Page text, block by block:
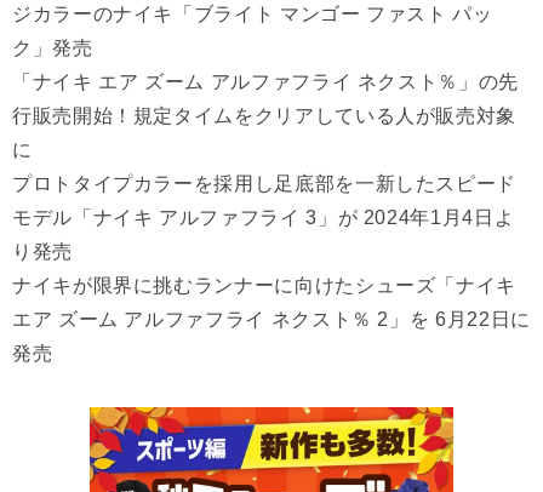
ジカラーのナイキ「ブライト マンゴー ファスト パッ
ク」発売
「ナイキ エア ズーム アルファフライ ネクスト％」の先
行販売開始！規定タイムをクリアしている人が販売対象
に
プロトタイプカラーを採用し足底部を一新したスピード
モデル「ナイキ アルファフライ 3」が 2024年1月4日よ
り発売
ナイキが限界に挑むランナーに向けたシューズ「ナイキ
エア ズーム アルファフライ ネクスト％ 2」を 6月22日に
発売